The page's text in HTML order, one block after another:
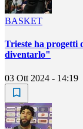
BASKET
Trieste ha progetti
diventarlo"
03 Ott 2024 - 14:19